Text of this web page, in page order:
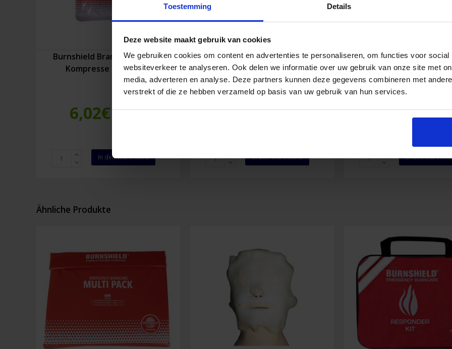
Toestemming Details
Deze website maakt gebruik van cookies
We gebruiken cookies om content en advertenties te personaliseren, om functies voor
websiteverkeer te analyseren. Ook delen we informatie over uw gebruik van onze site met
media, adverteren en analyse. Deze partners kunnen deze gegevens combineren met
verstrekt of die ze hebben verzameld op basis van uw gebruik van hun services.
Burnshield Brandwundengel
Kompresse 10 x 10 cm
6,02€
Burnshield
Brandwundengel
10
In den Warenkorb
Burnshield Brandwundengel
Kompresse 20 x 45 cm
20,57€
Brandwundengel
In den Warenkorb
Burnshield Minigel
3,5 ml (10 Stück)
12,75€Inkl.
In den
Ähnliche Produkte